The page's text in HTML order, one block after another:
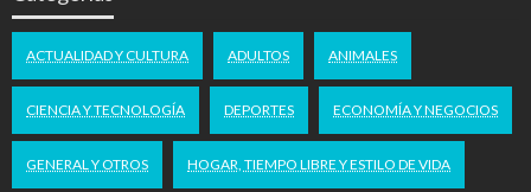
ACTUALIDAD Y CULTURA ADULTOS ANIMALES
CIENCIA Y TECNOLOGÍA DEPORTES ECONOMÍA Y NEGOCIOS
GENERAL Y OTROS HOGAR, TIEMPO LIBRE Y ESTILO DE VIDA